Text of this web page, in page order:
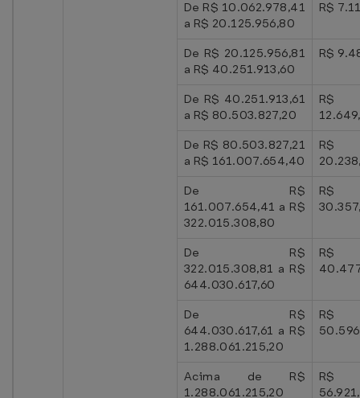
De R$ 10.062.978,41
a R$ 20.125.956,80
R$
De R$ 20.125.956,81
a R$ 40.251.913,60
R$
De R$ 40.251.913,61
a R$ 80.503.827,20
R$
De R$ 80.503.827,21
a R$ 161.007.654,40
R$
De R$
161.007.654,41 a R$
322.015.308,80
R$
De R$
322.015.308,81 a R$
644.030.617,60
R$
De R$
644.030.617,61 a R$
1.288.061.215,20
R$
Acima de R$
1.288.061.215,20
R$